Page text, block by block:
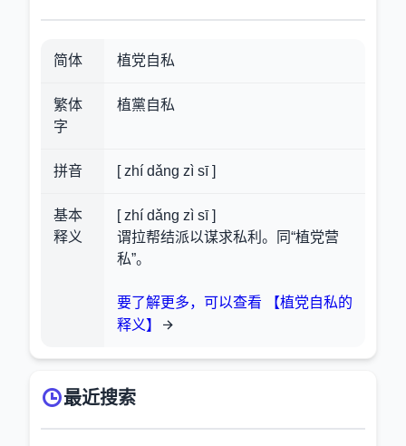
简体 植党自私
繁体
字
植黨自私
拼音 [ zhí dǎng zì sī ]
基本
释义
[ zhí dǎng zì sī ]
谓拉帮结派以谋求私利。同“植党营
私”。
要了解更多，可以查看 【植党自私的
释义】
最近搜索